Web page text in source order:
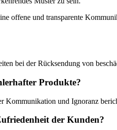
offene und transparente
bei der Rücksendung von
Produkte?
Kommunikation und Ignoranz
der Kunden?